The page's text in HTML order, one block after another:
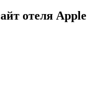
отеля Apple